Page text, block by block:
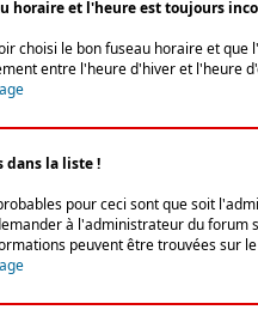
horaire et l'heure est toujours
choisi le bon fuseau horaire et
entre l'heure d'hiver et l'heure
dans la liste !
pour ceci sont que soit
à l'administrateur du
peuvent être trouvées sur